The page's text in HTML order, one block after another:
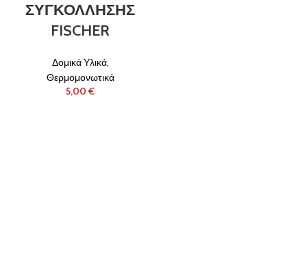
ΣΥΓΚΟΛΛΗΣΗΣ
FISCHER
Δομικά Υλικά,
Θερμομονωτικά
€